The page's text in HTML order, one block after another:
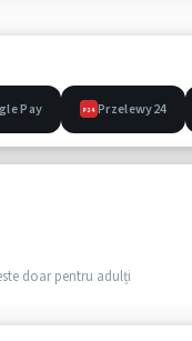
Pay P24 Przelewy24
doar pentru adulți